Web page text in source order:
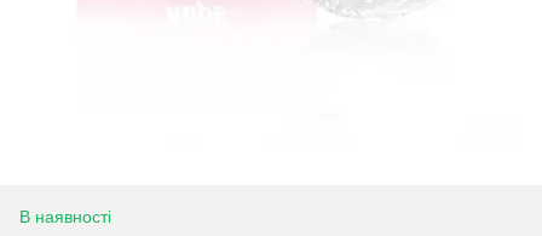
В наявності